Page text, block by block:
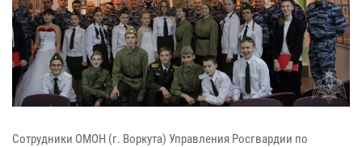
Сотрудники ОМОН (г. Воркута) Управления Росгвардии по